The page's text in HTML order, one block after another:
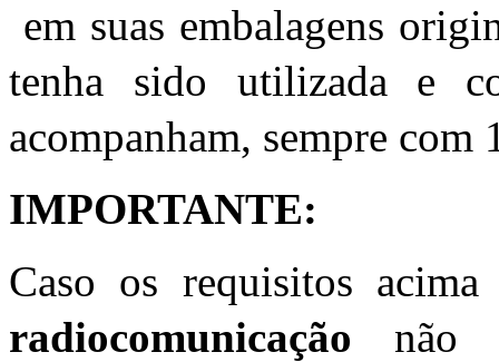
em suas embalagens
tenha sido utilizada e
acompanham, sempre com
IMPORTANTE:
Caso os requisitos
radiocomunicação não